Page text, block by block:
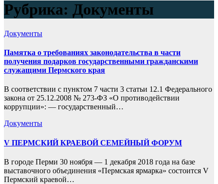
Рубрика: Документы
Документы
Памятка о требованиях законодательства в части
получения подарков государственными гражданскими
служащими Пермского края
В соответствии с пунктом 7 части 3 статьи 12.1 Федерального
закона от 25.12.2008 № 273-ФЗ «О противодействии
коррупции»: — государственный…
Документы
V ПЕРМСКИЙ КРАЕВОЙ СЕМЕЙНЫЙ ФОРУМ
В городе Перми 30 ноября — 1 декабря 2018 года на базе
выставочного объединения «Пермская ярмарка» состоится V
Пермский краевой…